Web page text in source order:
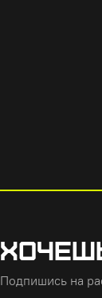
Подпишись на